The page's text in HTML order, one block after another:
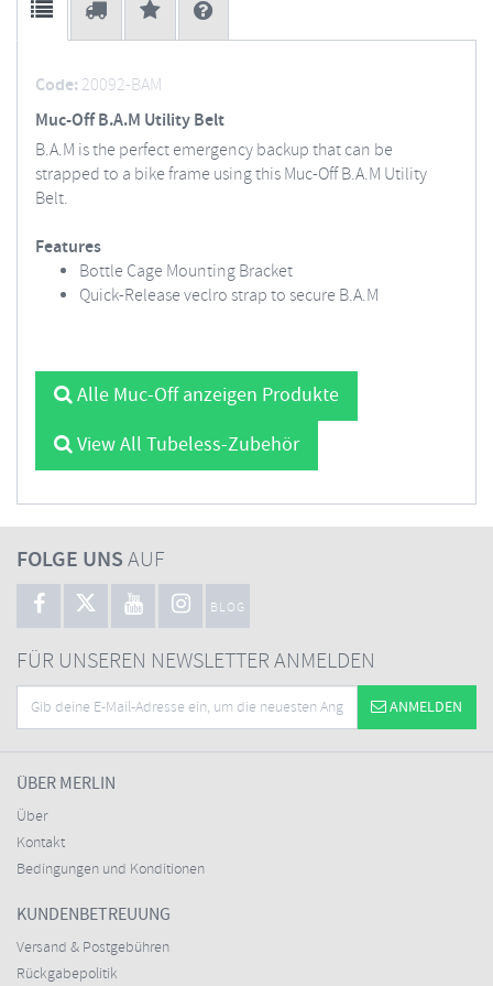
Code: 20092-BAM
Muc-Off B.A.M Utility Belt
B.A.M is the perfect emergency backup that can be
strapped to a bike frame using this Muc-Off B.A.M Utility
Belt.
Features
Bottle Cage Mounting Bracket
Quick-Release veclro strap to secure B.A.M
Alle Muc-Off anzeigen Produkte
View All Tubeless-Zubehör
FOLGE UNSAUF
BLOG
FÜR UNSEREN NEWSLETTER ANMELDEN
ANMELDEN
ÜBER MERLIN
Über
Kontakt
Bedingungen und Konditionen
KUNDENBETREUUNG
Versand & Postgebühren
Rückgabepolitik